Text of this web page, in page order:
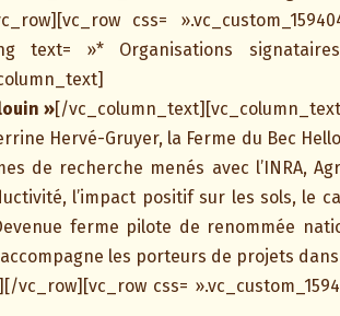
css=
text= »* Organisations
»[/
Hervé-Gruyer, la Ferme du Bec
de recherche menés avec l’INRA,
l’impact positif sur les sols, le
ferme pilote de renommée
les porteurs de projets
css=